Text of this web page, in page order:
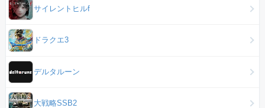
サイレントヒルf
ドラクエ3
デルタルーン
大戦略SSB2